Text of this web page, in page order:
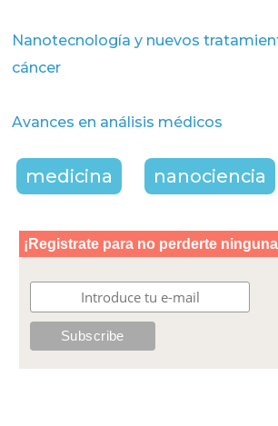
Nanotecnología y nuevos
cáncer
Avances en análisis médicos
medicina nanociencia